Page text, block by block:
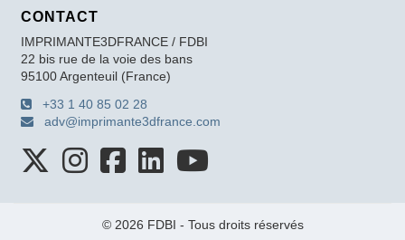
CONTACT
IMPRIMANTE3DFRANCE / FDBI
22 bis rue de la voie des bans
95100 Argenteuil (France)
+33 1 40 85 02 28
adv@imprimante3dfrance.com
© 2026 FDBI - Tous droits réservés